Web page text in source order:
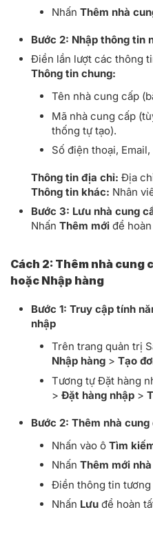
Nhấn Thêm nhà
Bước 2: Nhập thông tin
Điền lần lượt các thông
Thông tin chung:
Tên nhà cung cấp
Mã nhà cung cấp
thống tự tạo).
Số điện thoại,
Thông tin địa chỉ: Địa
Thông tin khác: Nhân
Bước 3: Lưu nhà cung
Nhấn Thêm mới để
Cách 2: Thêm nhà cung
hoặc Nhập hàng
Bước 1: Truy cập tính
nhập
Trên trang quản trị
Nhập hàng > Tạo
Tương tự Đặt hàng
> Đặt hàng nhập >
Bước 2: Thêm nhà cung
Nhấn vào ô Tìm
Nhấn Thêm mới
Điền thông tin
Nhấn Lưu để hoàn